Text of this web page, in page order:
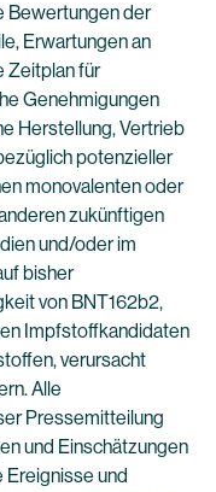
Bewertungen der
Erwartungen an
Zeitplan für
Genehmigungen
Herstellung, Vertrieb
potenzieller
monovalenten oder
zukünftigen
und/oder im
bisher
von BNT162b2,
Impfstoffkandidaten
verursacht
Alle
Pressemitteilung
und Einschätzungen
Ereignisse und